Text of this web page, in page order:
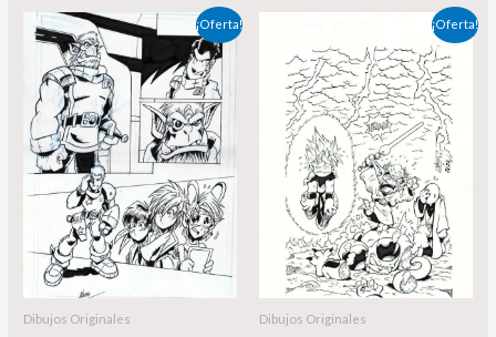
¡Oferta!
Dibujos Originales
El
precio
original
era:
195,00 €.
precio
actual
es:
185,00 €.
¡Oferta!
Dibujos Originales
precio
original
era:
290,00 €.
precio
actual
es:
225,00 €.